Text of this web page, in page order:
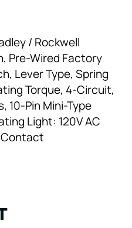
/ Rockwell
Pre-Wired Factory
Lever Type, Spring
Torque, 4-Circuit,
10-Pin Mini-Type
Light: 120V AC
Contact